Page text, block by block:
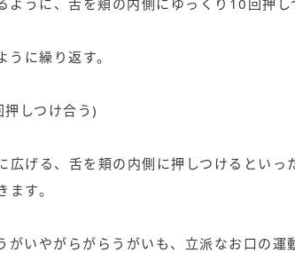
ように、舌を頬の内側にゆっくり10回押し
に繰り返す。
しつけ合う)
広げる、舌を頬の内側に押しつけるとい
す。
がいやがらがらうがいも、立派なお口の運